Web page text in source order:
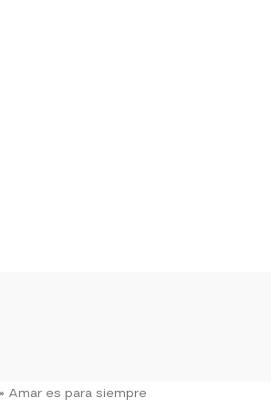
» Amar es para siempre